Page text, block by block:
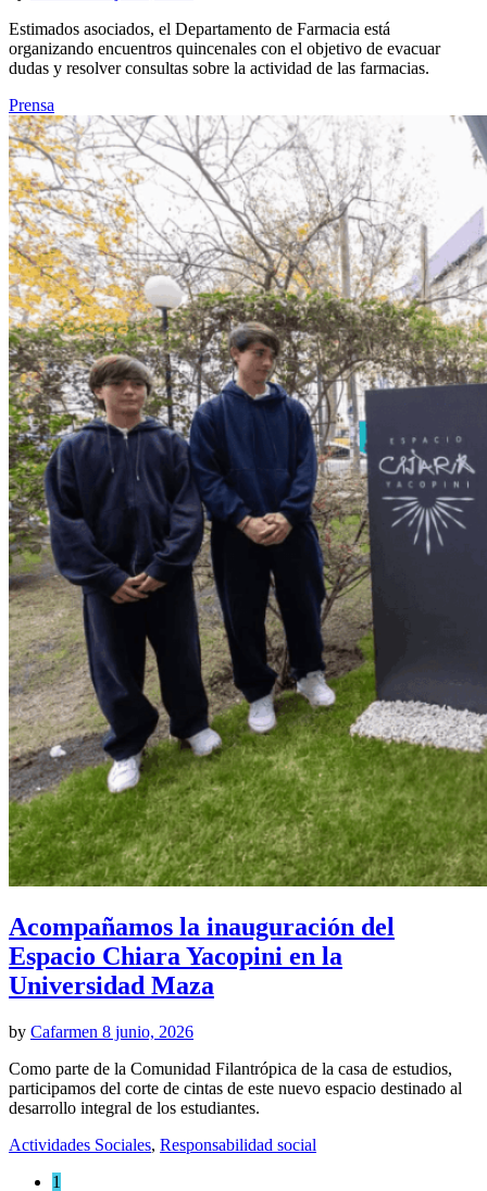
Estimados asociados, el Departamento de Farmacia está
organizando encuentros quincenales con el objetivo de evacuar
dudas y resolver consultas sobre la actividad de las farmacias.
Prensa
Acompañamos la inauguración del
Espacio Chiara Yacopini en la
Universidad Maza
by Cafarmen 8 junio, 2026
Como parte de la Comunidad Filantrópica de la casa de estudios,
participamos del corte de cintas de este nuevo espacio destinado al
desarrollo integral de los estudiantes.
Actividades Sociales, Responsabilidad social
1